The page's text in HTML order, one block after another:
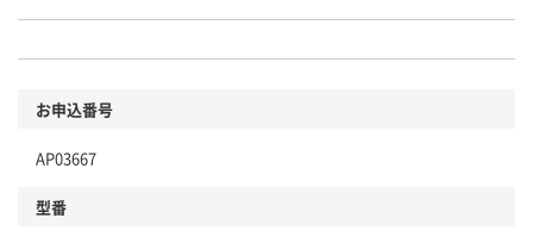
お申込番号
AP03667
型番